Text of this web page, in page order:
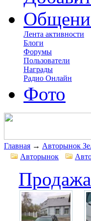
Лента активности
Блоги
Форумы
Пользователи
Награды
Радио Онлайн
Фото
Главная → Авторынок
Авторынок
Продажа